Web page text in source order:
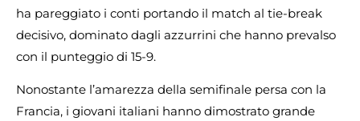
ha pareggiato i conti portando il match al tie-break
decisivo, dominato dagli azzurrini che hanno prevalso
con il punteggio di 15-9.
Nonostante l’amarezza della semifinale persa con la
Francia, i giovani italiani hanno dimostrato grande